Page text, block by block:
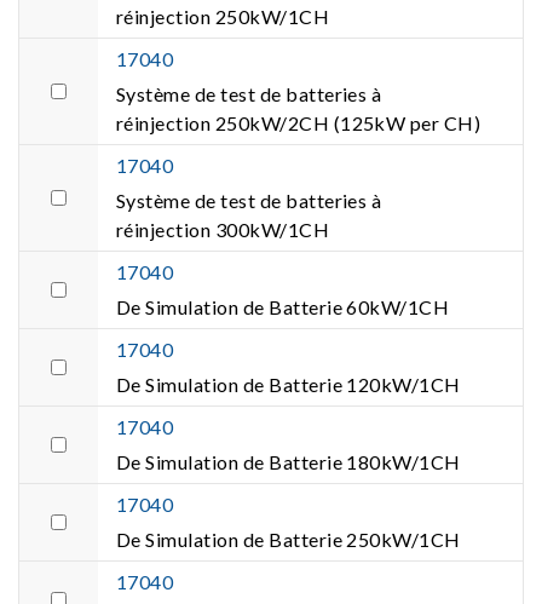
réinjection 250kW/1CH
17040
Système de test de batteries à
réinjection 250kW/2CH (125kW per CH)
17040
Système de test de batteries à
réinjection 300kW/1CH
17040
De Simulation de Batterie 60kW/1CH
17040
De Simulation de Batterie 120kW/1CH
17040
De Simulation de Batterie 180kW/1CH
17040
De Simulation de Batterie 250kW/1CH
17040